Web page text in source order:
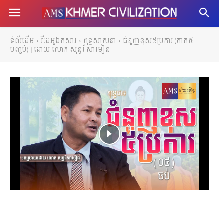
ទំព័រដើម វីដេអូឯកសារ ពុទ្ធសាសនា ជំនួញខុស៥ប្រការ (ភាគ៥
បញ្ចប់) | ដោយ លោក សុន្ទរ៍ សាមៀន